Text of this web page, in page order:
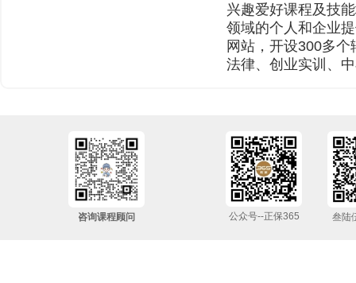
兴趣爱好课程及技
领域的个人和企业
网站，开设300多
法律、创业实训、
咨询课程顾问 公众号--正保365 叁陆